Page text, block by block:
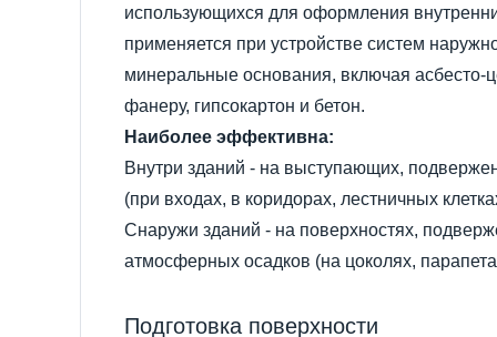
использующихся для оформления
применяется при устройстве систем
минеральные основания, включая
фанеру, гипсокартон и бетон.
Наиболее эффективна:
Внутри зданий - на выступающих,
(при входах, в коридорах, лестничных
Снаружи зданий - на поверхностях,
атмосферных осадков (на цоколях,
Подготовка поверхности